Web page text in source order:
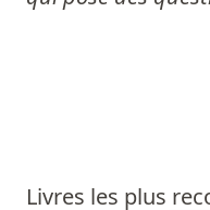
Livres les plus